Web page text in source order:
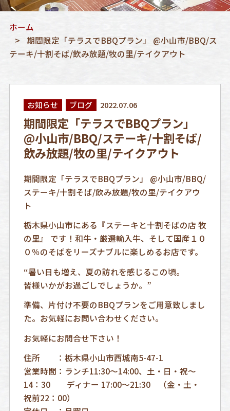
ホーム
期間限定「テラスでBBQプラン」 @小山市/BBQ/ス
テーキ/十割そば/飲み放題/牧の里/テイクアウト
お知らせ ブログ 2022.07.06
期間限定「テラスでBBQプラン」
@小山市/BBQ/ステーキ/十割そば/
飲み放題/牧の里/テイクアウト
期間限定「テラスでBBQプラン」 @小山市/BBQ/
ステーキ/十割そば/飲み放題/牧の里/テイクアウ
ト
栃木県小山市にある『ステーキと十割そばの店 牧
の里』 です！和牛・厳選輸入牛、そして国産１０
０％のそばをリーズナブルに楽しめるお店です。
“暑い日も増え、夏の訪れを感じるこの頃。
皆様いかがお過ごしでしょうか。”
準備、片付け不要のBBQプランをご用意致しまし
た。お気軽にお問い合わせください。
お気軽にお問合せ下さい！
住所 ：栃木県小山市西城南5-47-1
営業時間：ランチ11:30～14:00、土・日・祝～
14：30 ディナー 17:00～21:30 （金・土・
祝前22：00）